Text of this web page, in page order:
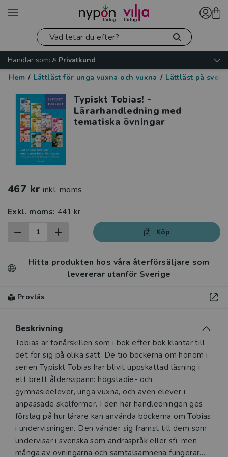
Handlar som:
Privatkund
Hem / Lättläst för unga vuxna och vuxna / Lättläst på
Typiskt Tobias! -
Lärarhandledning med
tematiska övningar
467 kr inkl. moms
Exkl. moms: 441 kr
Köp
Hitta produkten hos våra återförsäljare som
levererar utanför Sverige
Provläs
Beskrivning
Beskrivning
Tobias är tonårskillen som i bok efter bok klantar till
det för sig på olika sätt. De tio böckerna om honom i
serien Typiskt Tobias har blivit uppskattad läsning i
ett brett åldersspann: högstadie- och
gymnasieelever, unga vuxna, och även elever i
anpassade skolformer. I den här handledningen ges
förslag på hur lärare kan använda böckerna om Tobias
i undervisningen. Den vänder sig främst till dem som
undervisar i svenska som andraspråk eller sfi, men
många av övningarna och samtalsämnena fungerar